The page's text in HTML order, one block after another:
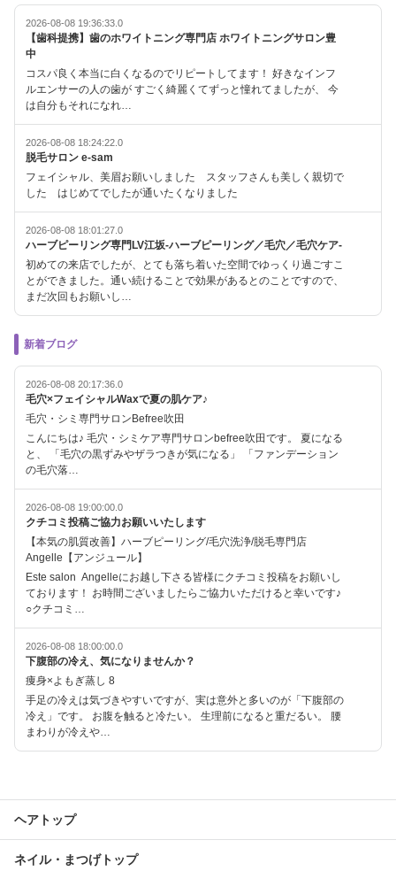
2026-08-08 19:36:33.0
【歯科提携】歯のホワイトニング専門店 ホワイトニングサロン豊
中
コスパ良く本当に白くなるのでリピートしてます！ 好きなインフ
ルエンサーの人の歯が すごく綺麗くてずっと憧れてましたが、 今
は自分もそれになれ…
2026-08-08 18:24:22.0
脱毛サロン e-sam
フェイシャル、美眉お願いしました スタッフさんも美しく親切で
した はじめてでしたが通いたくなりました
2026-08-08 18:01:27.0
ハーブピーリング専門LV江坂-ハーブピーリング／毛穴／毛穴ケア-
初めての来店でしたが、とても落ち着いた空間でゆっくり過ごすこ
とができました。通い続けることで効果があるとのことですので、
まだ次回もお願いし…
新着ブログ
2026-08-08 20:17:36.0
毛穴×フェイシャルWaxで夏の肌ケア♪
毛穴・シミ専門サロンBefree吹田
こんにちは♪ 毛穴・シミケア専門サロンbefree吹田です。 夏になる
と、 「毛穴の黒ずみやザラつきが気になる」 「ファンデーション
の毛穴落…
2026-08-08 19:00:00.0
クチコミ投稿ご協力お願いいたします
【本気の肌質改善】ハーブピーリング/毛穴洗浄/脱毛専門店
Angelle【アンジュール】
Este salon Angelleにお越し下さる皆様にクチコミ投稿をお願いし
ております！ お時間ございましたらご協力いただけると幸いです♪
○クチコミ…
2026-08-08 18:00:00.0
下腹部の冷え、気になりませんか？
痩身×よもぎ蒸し 8
手足の冷えは気づきやすいですが、実は意外と多いのが「下腹部の
冷え」です。 お腹を触ると冷たい。 生理前になると重だるい。 腰
まわりが冷えや…
ヘアトップ
ネイル・まつげトップ